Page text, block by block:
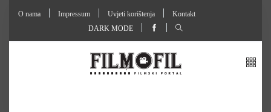
O nama Impressum Uvjeti korištenja
Kontakt
DARK MODE